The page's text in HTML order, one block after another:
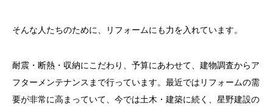
そんな人たちのために、リフォームにも力を入れています。
耐震・断熱・収納にこだわり、予算にあわせて、建物調査からア
フターメンテナンスまで行っています。最近ではリフォームの需
要が非常に高まっていて、今では土木・建築に続く、星野建設の